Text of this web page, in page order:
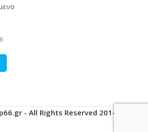
- All Rights Reserved 2014-2025